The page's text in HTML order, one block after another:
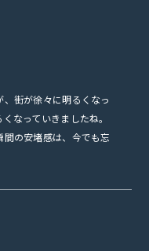
街が徐々に明るくなっ
なっていきましたね。
の安堵感は、今でも忘